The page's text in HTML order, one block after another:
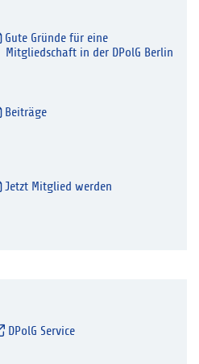
Gute Gründe für eine
Mitgliedschaft in der DPolG Berlin
Beiträge
Jetzt Mitglied werden
DPolG Service